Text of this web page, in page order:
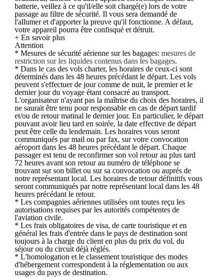
batterie, veillez à ce qu'il/elle soit chargé(e) lors de votre
passage au filtre de sécurité. Il vous sera demandé de
l'allumer et d'apporter la preuve qu'il fonctionne. A défaut,
votre appareil pourra être confisqué et détruit.
+ En savoir plus
Attention
* Mesures de sécurité aérienne sur les bagages: mesures de
restriction sur les liquides contenus dans les bagages.
* Dans le cas des vols charter, les horaires de ceux-ci sont
déterminés dans les 48 heures précédant le départ. Les vols
peuvent s'effectuer de jour comme de nuit, le premier et le
dernier jour du voyage étant consacré au transport.
L'organisateur n'ayant pas la maîtrise du choix des horaires, il
ne saurait être tenu pour responsable en cas de départ tardif
et/ou de retour matinal le dernier jour. En particulier, le départ
pouvant avoir lieu tard en soirée, la date effective de départ
peut être celle du lendemain. Les horaires vous seront
communiqués par mail ou par fax, sur votre convocation
aéroport dans les 48 heures précédant le départ. Chaque
passager est tenu de reconfirmer son vol retour au plus tard
72 heures avant son retour au numéro de téléphone se
trouvant sur son billet ou sur sa convocation ou auprés de
notre représentant local. Les horaires de retour définitifs vous
seront communiqués par notre représentant local dans les 48
heures précédant le retour.
* Les compagnies aériennes utilisées ont toutes reçu les
autorisations requises par les autorités compétentes de
l'aviation civile.
* Les frais obligatoires de visa, de carte touristique et en
général les frais d'entrée dans le pays de destination sont
toujours à la charge du client en plus du prix du vol, du
séjour ou du circuit déjà réglés.
* L'homologation et le classement touristique des modes
d'hébergement correspondent à la réglementation ou aux
usages du pays de destination.